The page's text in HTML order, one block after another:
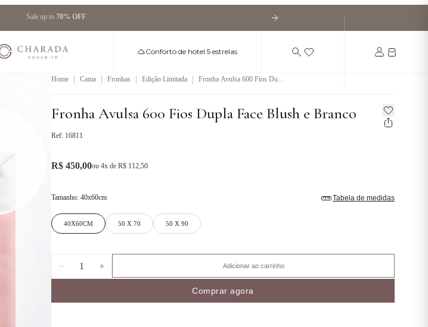
Sale up to70% OFF
Conforto de hotel 5 estrelas
Home | Cama | Fronhas | Edição Limitada |
Fronha Avulsa 600 Fios Dupla
Fronha Avulsa 600 Fios Dupla Face Blush e Branco
Ref: 16811
R$ 450,00ou 4x de R$ 112,50
Tamanho: 40x60cm Tabela de medidas
40X60CM 50 X 70 50 X 90
1 Adicionar ao carrinho
Comprar agora